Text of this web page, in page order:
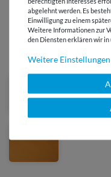
DIESER STOFF
abgelehnt werden. Es
Einwilligung zu einem
Weitere Informationen zur
den Diensten erklären wir in
Weitere Einstellungen